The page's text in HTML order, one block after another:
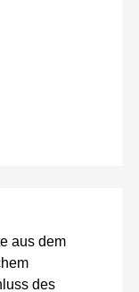
aus dem
des